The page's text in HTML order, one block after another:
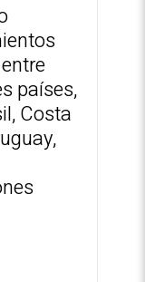
países,
Costa